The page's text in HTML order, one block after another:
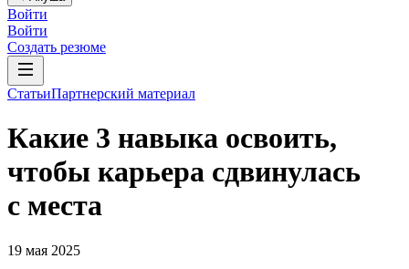
Войти
Войти
Создать резюме
СтатьиПартнерский материал
Какие 3 навыка освоить,
чтобы карьера сдвинулась
с места
19 мая 2025